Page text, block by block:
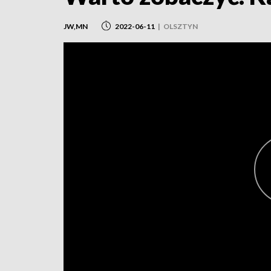
JW,MN 2022-06-11 | OLSZTYN